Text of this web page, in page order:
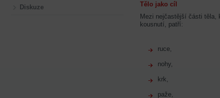
Tělo jako cíl
Mezi nejčastější části těla,
kousnutí, patří:
ruce,
nohy,
krk,
paže,
Diskuze